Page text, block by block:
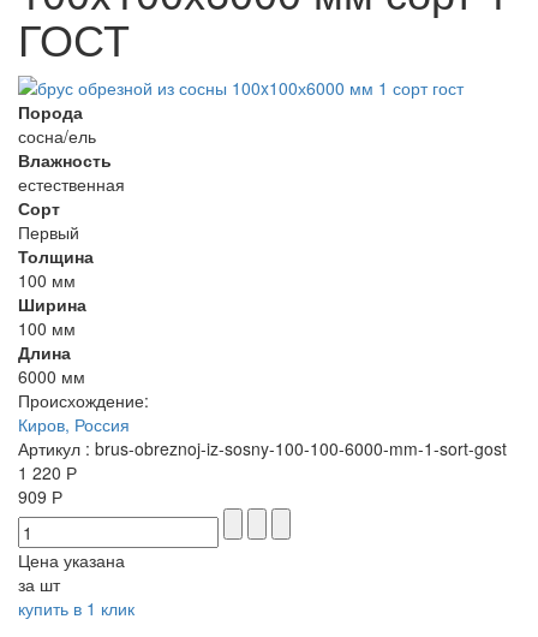
ГОСТ
Порода
сосна/ель
Влажность
естественная
Сорт
Первый
Толщина
100 мм
Ширина
100 мм
Длина
6000 мм
Происхождение:
Киров, Россия
Артикул : brus-obreznoj-iz-sosny-100-100-6000-mm-1-sort-gost
1 220 Р
909 Р
Цена указана
за шт
купить в 1 клик